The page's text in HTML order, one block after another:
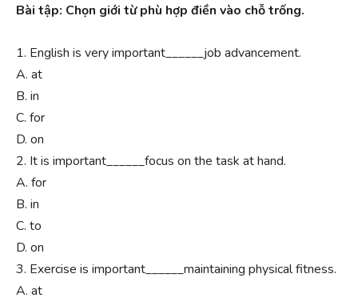
Bài tập: Chọn giới từ phù hợp điền vào chỗ trống.
1. English is very important______job advancement.
A. at
B. in
C. for
D. on
2. It is important______focus on the task at hand.
A. for
B. in
C. to
D. on
3. Exercise is important______maintaining physical fitness.
A. at